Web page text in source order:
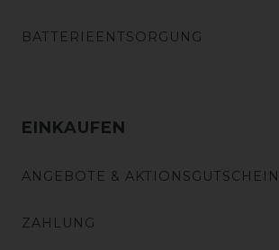
BATTERIEENTSORGUNG
EINKAUFEN
ANGEBOTE &
ZAHLUNG